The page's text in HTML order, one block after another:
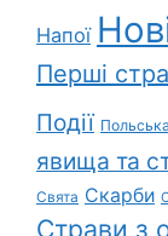
Напої
Перші
Події
явища та
Свята Скарби
Страви з